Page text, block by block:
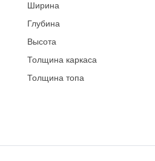
Ширина
Глубина
Высота
Толщина каркаса
Толщина топа